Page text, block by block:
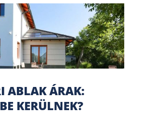
ABLAK ÁRAK:
KERÜLNEK?